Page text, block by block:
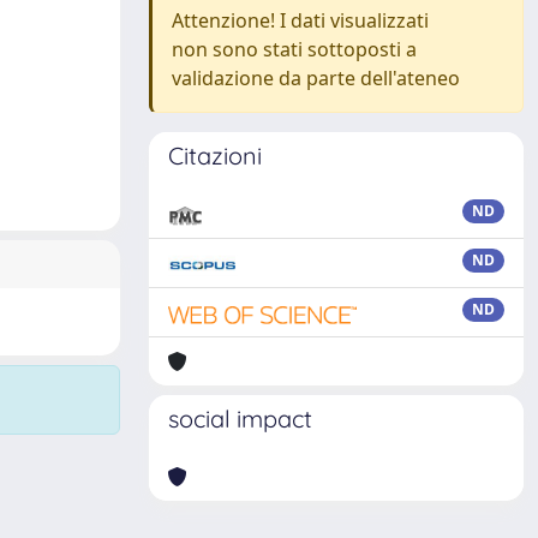
Attenzione! I dati visualizzati
non sono stati sottoposti a
validazione da parte dell'ateneo
Citazioni
ND
ND
ND
social impact